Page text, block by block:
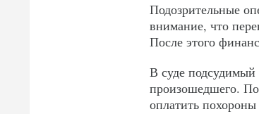
Подозрительные
внимание, что
После этого
В суде подсудимый
произошедшего. По
оплатить похороны